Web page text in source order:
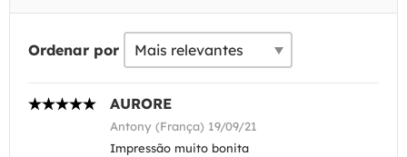
Ordenar por
AURORE
Antony (França) 19/09/21
Impressão muito bonita